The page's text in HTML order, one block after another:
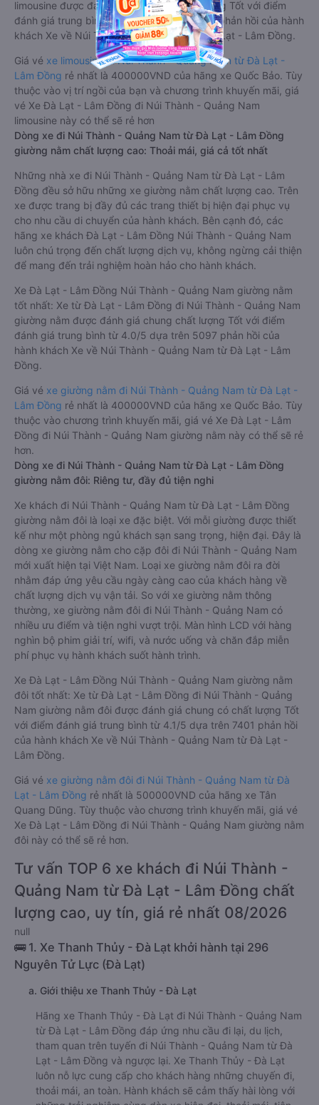
limousine được đánh giá chung có chất lượng Tốt với điểm
đánh giá trung bình từ 4.1/5 dựa trên 9500 phản hồi của hành
khách Xe về Núi Thành - Quảng Nam từ Đà Lạt - Lâm Đồng.
Giá vé xe limousine đi Núi Thành - Quảng Nam từ Đà Lạt -
Lâm Đồng rẻ nhất là 400000VND của hãng xe Quốc Bảo. Tùy
thuộc vào vị trí ngồi của bạn và chương trình khuyến mãi, giá
vé Xe Đà Lạt - Lâm Đồng đi Núi Thành - Quảng Nam
limousine này có thể sẽ rẻ hơn
Dòng xe đi Núi Thành - Quảng Nam từ Đà Lạt - Lâm Đồng
giường nằm chất lượng cao: Thoải mái, giá cả tốt nhất
Những nhà xe đi Núi Thành - Quảng Nam từ Đà Lạt - Lâm
Đồng đều sở hữu những xe giường nằm chất lượng cao. Trên
xe được trang bị đầy đủ các trang thiết bị hiện đại phục vụ
cho nhu cầu di chuyển của hành khách. Bên cạnh đó, các
hãng xe khách Đà Lạt - Lâm Đồng Núi Thành - Quảng Nam
luôn chú trọng đến chất lượng dịch vụ, không ngừng cải thiện
để mang đến trải nghiệm hoàn hảo cho hành khách.
Xe Đà Lạt - Lâm Đồng Núi Thành - Quảng Nam giường nằm
tốt nhất: Xe từ Đà Lạt - Lâm Đồng đi Núi Thành - Quảng Nam
giường nằm được đánh giá chung chất lượng Tốt với điểm
đánh giá trung bình từ 4.0/5 dựa trên 5097 phản hồi của
hành khách Xe về Núi Thành - Quảng Nam từ Đà Lạt - Lâm
Đồng.
Giá vé xe giường nằm đi Núi Thành - Quảng Nam từ Đà Lạt -
Lâm Đồng rẻ nhất là 400000VND của hãng xe Quốc Bảo. Tùy
thuộc vào chương trình khuyến mãi, giá vé Xe Đà Lạt - Lâm
Đồng đi Núi Thành - Quảng Nam giường nằm này có thể sẽ rẻ
hơn.
Dòng xe đi Núi Thành - Quảng Nam từ Đà Lạt - Lâm Đồng
giường nằm đôi: Riêng tư, đầy đủ tiện nghi
Xe khách đi Núi Thành - Quảng Nam từ Đà Lạt - Lâm Đồng
giường nằm đôi là loại xe đặc biệt. Với mỗi giường được thiết
kế như một phòng ngủ khách sạn sang trọng, hiện đại. Đây là
dòng xe giường nằm cho cặp đôi đi Núi Thành - Quảng Nam
mới xuất hiện tại Việt Nam. Loại xe giường nằm đôi ra đời
nhằm đáp ứng yêu cầu ngày càng cao của khách hàng về
chất lượng dịch vụ vận tải. So với xe giường nằm thông
thường, xe giường nằm đôi đi Núi Thành - Quảng Nam có
nhiều ưu điểm và tiện nghi vượt trội. Màn hình LCD với hàng
nghìn bộ phim giải trí, wifi, và nước uống và chăn đắp miễn
phí phục vụ hành khách suốt hành trình.
Xe Đà Lạt - Lâm Đồng Núi Thành - Quảng Nam giường nằm
đôi tốt nhất: Xe từ Đà Lạt - Lâm Đồng đi Núi Thành - Quảng
Nam giường nằm đôi được đánh giá chung có chất lượng Tốt
với điểm đánh giá trung bình từ 4.1/5 dựa trên 7401 phản hồi
của hành khách Xe về Núi Thành - Quảng Nam từ Đà Lạt -
Lâm Đồng.
Giá vé xe giường nằm đôi đi Núi Thành - Quảng Nam từ Đà
Lạt - Lâm Đồng rẻ nhất là 500000VND của hãng xe Tân
Quang Dũng. Tùy thuộc vào chương trình khuyến mãi, giá vé
Xe Đà Lạt - Lâm Đồng đi Núi Thành - Quảng Nam giường nằm
đôi này có thể sẽ rẻ hơn.
Tư vấn TOP 6 xe khách đi Núi Thành -
Quảng Nam từ Đà Lạt - Lâm Đồng chất
lượng cao, uy tín, giá rẻ nhất 08/2026
null
🚌 1. Xe Thanh Thủy - Đà Lạt khởi hành tại 296
Nguyên Tử Lực (Đà Lạt)
a. Giới thiệu xe Thanh Thủy - Đà Lạt
Hãng xe Thanh Thủy - Đà Lạt đi Núi Thành - Quảng Nam
từ Đà Lạt - Lâm Đồng đáp ứng nhu cầu đi lại, du lịch,
tham quan trên tuyến đi Núi Thành - Quảng Nam từ Đà
Lạt - Lâm Đồng và ngược lại. Xe Thanh Thủy - Đà Lạt
luôn nỗ lực cung cấp cho khách hàng những chuyến đi,
thoải mái, an toàn. Hành khách sẽ cảm thấy hài lòng với